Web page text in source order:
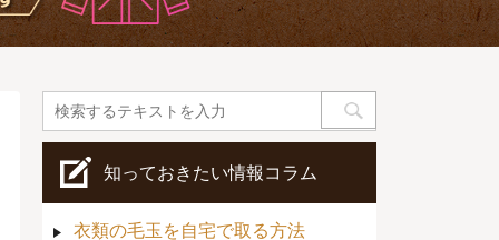
知っておきたい情報コラム
衣類の毛玉を自宅で取る方法